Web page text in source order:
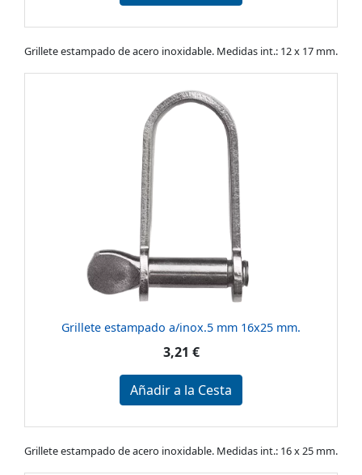
Grillete estampado de acero inoxidable. Medidas int.: 12 x 17 mm.
Grillete estampado a/inox.5 mm 16x25 mm.
3,21 €
Añadir a la Cesta
Grillete estampado de acero inoxidable. Medidas int.: 16 x 25 mm.